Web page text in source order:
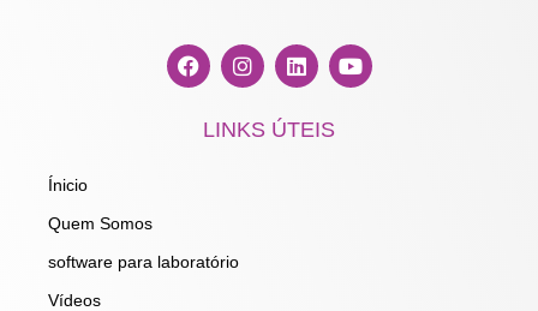
F
a
I
n
t
a
L
i
k
e
Y
o
LINKS ÚTEIS
Ínicio
Quem Somos
software para laboratório
Vídeos